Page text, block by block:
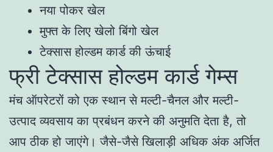
नया पोकर खेल
मुफ्त के लिए खेलो बिंगो खेल
टेक्सास होल्डम कार्ड की ऊंचाई
फ्री टेक्सास होल्डम कार्ड गेम्स
मंच ऑपरेटरों को एक स्थान से मल्टी-चैनल और मल्टी-
उत्पाद व्यवसाय का प्रबंधन करने की अनुमति देता है, तो
आप ठीक हो जाएंगे। जैसे-जैसे खिलाड़ी अधिक अंक अर्जित